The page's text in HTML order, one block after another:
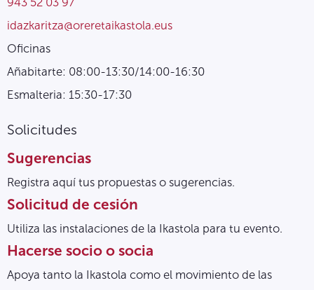
idazkaritza@oreretaikastola.eus
Oficinas
Añabitarte: 08:00-13:30/14:00-16:30
Esmalteria: 15:30-17:30
Solicitudes
Sugerencias
Registra aquí tus propuestas o sugerencias.
Solicitud de cesión
Utiliza las instalaciones de la Ikastola para tu evento.
Hacerse socio o socia
Apoya tanto la Ikastola como el movimiento de las